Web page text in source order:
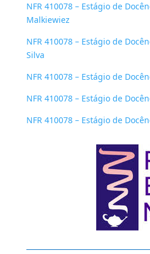
NFR 410078 – Estágio de
Malkiewiez
NFR 410078 – Estágio de
Silva
NFR 410078 – Estágio de
NFR 410078 – Estágio de
NFR 410078 – Estágio de